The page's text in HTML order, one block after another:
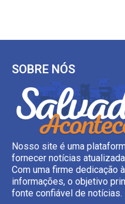
SOBRE NÓS
Nosso site é uma
fornecer notícias
Com uma firme dedicação
informações, o objetivo
fonte confiável de notícias.